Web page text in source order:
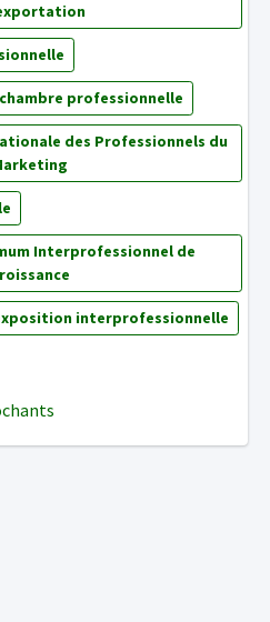
chambre professionnelle
des Professionnels du
Interprofessionnel de
interprofessionnelle